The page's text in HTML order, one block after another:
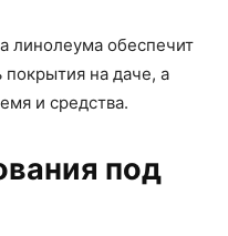
линолеума обеспечит
покрытия на даче, а
и средства.
под